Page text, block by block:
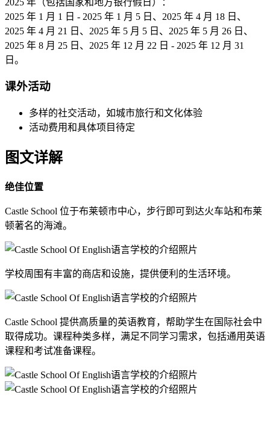
2025 年 1 月 1 日 - 2025 年 1 月 5 日、2025 年 4 月 18 日、
2025 年 4 月 21 日、2025 年 5 月 5 日、2025 年 5 月 26 日、
2025 年 8 月 25 日、2025 年 12 月 22 日 - 2025 年 12 月 31
日。
课外活动
多样的社交活动，如城市旅行和文化体验
活动费用和具体项目待定
图文详解
绝佳位置
Castle School 位于布莱顿市中心，步行即可到达火车站和布莱
顿著名的海滩。
学校周围有丰富的商店和设施，提供便利的生活环境。
Castle School 提供高质量的英语教育，帮助学生在国际社会中
取得成功。课程种类多样，满足不同学习需求，包括通用英语
课程和考试准备课程。